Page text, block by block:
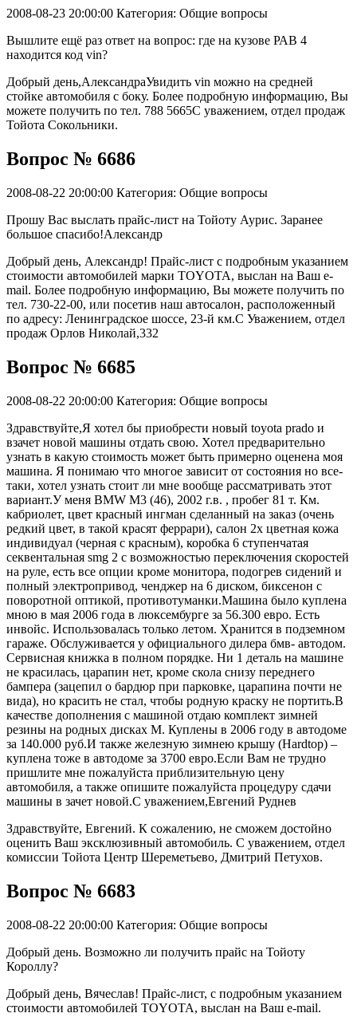
2008-08-23 20:00:00 Категория: Общие вопросы
Вышлите ещё раз ответ на вопрос: где на кузове РАВ 4
находится код vin?
Добрый день,АлександраУвидить vin можно на средней
стойке автомобиля с боку. Более подробную информацию, Вы
можете получить по тел. 788 5665С уважением, отдел продаж
Тойота Сокольники.
Вопрос № 6686
2008-08-22 20:00:00 Категория: Общие вопросы
Прошу Вас выслать прайс-лист на Тойоту Аурис. Заранее
большое спасибо!Александр
Добрый день, Александр! Прайс-лист с подробным указанием
стоимости автомобилей марки TOYOTA, выслан на Ваш e-
mail. Более подробную информацию, Вы можете получить по
тел. 730-22-00, или посетив наш автосалон, расположенный
по адресу: Ленинградское шоссе, 23-й км.С Уважением, отдел
продаж Орлов Николай,332
Вопрос № 6685
2008-08-22 20:00:00 Категория: Общие вопросы
Здравствуйте,Я хотел бы приобрести новый toyota prado и
взачет новой машины отдать свою. Хотел предварительно
узнать в какую стоимость может быть примерно оценена моя
машина. Я понимаю что многое зависит от состояния но все-
таки, хотел узнать стоит ли мне вообще рассматривать этот
вариант.У меня BMW M3 (46), 2002 г.в. , пробег 81 т. Км.
кабриолет, цвет красный ингман сделанный на заказ (очень
редкий цвет, в такой красят феррари), салон 2х цветная кожа
индивидуал (черная с красным), коробка 6 ступенчатая
секвентальная smg 2 с возможностью переключения скоростей
на руле, есть все опции кроме монитора, подогрев сидений и
полный электропривод, ченджер на 6 диском, биксенон с
поворотной оптикой, противотуманки.Машина было куплена
мною в мая 2006 года в люксембурге за 56.300 евро. Есть
инвойс. Использовалась только летом. Хранится в подземном
гараже. Обслуживается у официального дилера бмв- автодом.
Сервисная книжка в полном порядке. Ни 1 деталь на машине
не красилась, царапин нет, кроме скола снизу переднего
бампера (зацепил о бардюр при парковке, царапина почти не
вида), но красить не стал, чтобы родную краску не портить.В
качестве дополнения с машиной отдаю комплект зимней
резины на родных дисках М. Куплены в 2006 году в автодоме
за 140.000 руб.И также железную зимнею крышу (Hardtop) –
куплена тоже в автодоме за 3700 евро.Если Вам не трудно
пришлите мне пожалуйста приблизительную цену
автомобиля, а также опишите пожалуйста процедуру сдачи
машины в зачет новой.С уважением,Евгений Руднев
Здравствуйте, Евгений. К сожалению, не сможем достойно
оценить Ваш эксклюзивный автомобиль. С уважением, отдел
комиссии Тойота Центр Шереметьево, Дмитрий Петухов.
Вопрос № 6683
2008-08-22 20:00:00 Категория: Общие вопросы
Добрый день. Возможно ли получить прайс на Тойоту
Короллу?
Добрый день, Вячеслав! Прайс-лист, с подробным указанием
стоимости автомобилей TOYOTA, выслан на Ваш e-mail.